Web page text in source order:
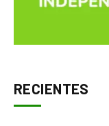
RECIENTES